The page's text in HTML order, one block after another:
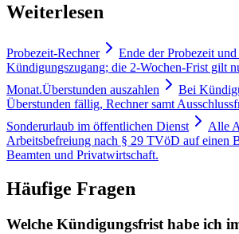
Weiterlesen
Probezeit-Rechner
Ende der Probezeit
Kündigungszugang; die 2-Wochen-Frist gilt
Monat.Überstunden auszahlen
Bei
Überstunden fällig, Rechner samt
Sonderurlaub im öffentlichen Dienst
Alle
Arbeitsbefreiung nach § 29 TVöD auf einen
Beamten und Privatwirtschaft.
Häufige Fragen
Welche Kündigungsfrist habe ich